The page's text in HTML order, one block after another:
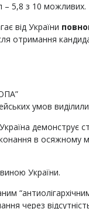
– 5,8 з 10 можливих.
від України
отримання
умов
демонструє
в осяжному
України.
через